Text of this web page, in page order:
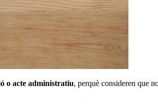
o acte administratiu, perquè consideren que